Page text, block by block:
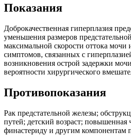
Показания
Доброкачественная гиперплазия
уменьшения размеров
максимальной скорости оттока
симптомов, связанных с
возникновения острой задержки
вероятности хирургического
Противопоказания
Рак предстательной железы;
путей; детский возраст; повышенная
финастериду и другим компонентам